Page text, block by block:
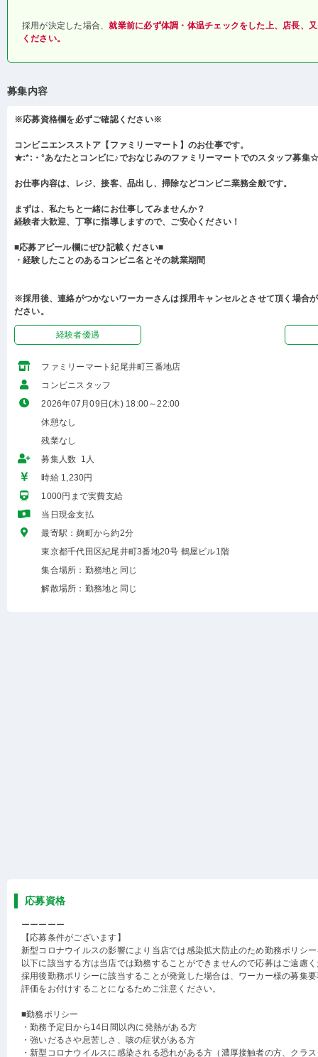
採用が決定した場合、就業前に必ず体調・体温チェックをした上、店長、
ください。
募集内容
※応募資格欄を必ずご確認ください※
コンビニエンスストア【ファミリーマート】のお仕事です。
★:*:・°あなたとコンビに♪でおなじみのファミリーマートでのスタッフ募集
お仕事内容は、レジ、接客、品出し、掃除などコンビニ業務全般です。
まずは、私たちと一緒にお仕事してみませんか？
経験者大歓迎、丁寧に指導しますので、ご安心ください！
■応募アピール欄にぜひ記載ください■
・経験したことのあるコンビニ名とその就業期間
※採用後、連絡がつかないワーカーさんは採用キャンセルとさせて頂く場合
ださい。
経験者優遇
ファミリーマート紀尾井町三番地店
コンビニスタッフ
2026年07月09日(木) 18:00～22:00
休憩なし
残業なし
募集人数 1人
時給 1,230円
1000円まで実費支給
当日現金支払
最寄駅：麹町から約2分
東京都千代田区紀尾井町3番地20号 鶴屋ビル1階
集合場所：勤務地と同じ
解散場所：勤務地と同じ
応募資格
ーーーーー
【応募条件がございます】
新型コロナウイルスの影響により当店では感染拡大防止のため勤務ポリシ
以下に該当する方は当店では勤務することができませんので応募はご遠慮
採用後勤務ポリシーに該当することが発覚した場合は、ワーカー様の募集
評価をお付けすることになるためご注意ください。
■勤務ポリシー
・勤務予定日から14日間以内に発熱がある方
・強いだるさや息苦しさ、咳の症状がある方
・新型コロナウイルスに感染される恐れがある方（濃厚接触者の方、クラ